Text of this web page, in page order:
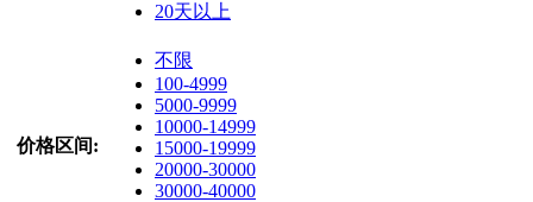
20天以上
价格区间:
不限
100-4999
5000-9999
10000-14999
15000-19999
20000-30000
30000-40000